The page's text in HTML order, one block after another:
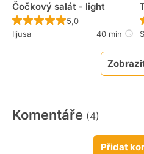
Čočkový salát - light
Recept ještě nebyl
5,0
Iljusa
40 min
Komentáře (4)
Přidat